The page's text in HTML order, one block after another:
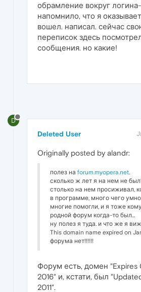
обрамление вокруг
напомнило, что я
вошел. написал. сейчас
переписок здесь
сообщения. но какие!
D
Deleted User
Originally posted by alandr:
полез на forum.myopera.net
сколько ж лет я на нем не
столько на нем просиживал,
в программе, много чего
многие помогли, и я тоже
родной форум когда-то был...
ну полез я туда. и что же я
This domain name expired on
форума нет!!!!!!
Форум есть, домен "Expires
2016" и, кстати, был
2011".